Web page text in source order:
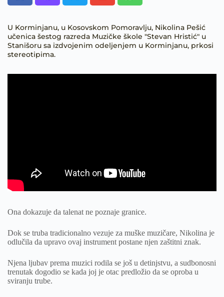
U Korminjanu, u Kosovskom Pomoravlju, Nikolina Pešić
učenica šestog razreda Muzičke škole "Stevan Hristić" u
Stanišoru sa izdvojenim odeljenjem u Korminjanu, prkosi
stereotipima.
Ona dokazuje da talenat ne poznaje granice.
Dok se truba tradicionalno vezuje za muške muzičare, Nikolina je
odlučila da upravo ovaj instrument postane njen zaštitni znak.
Njena ljubav prema muzici rodila se još u detinjstvu, a sudbonosni
trenutak dogodio se kada joj je otac predložio da se oproba u
sviranju trube.